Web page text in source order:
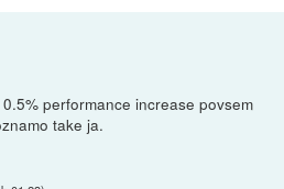
performance increase povsem
take ja.